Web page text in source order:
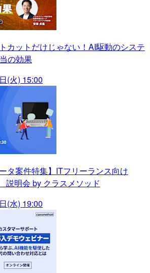
カットだけじゃない！AI駆動のシステ
の効果
(火) 15:00
タ案件特集】ITフリーランス向け
説明会 by クラスメソッド
(水) 19:00